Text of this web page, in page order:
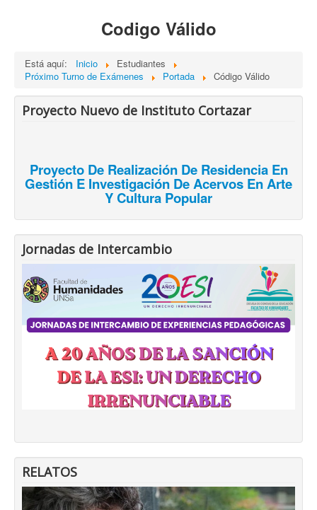
Codigo Válido
Está aquí: Inicio
Estudiantes
Próximo Turno de Exámenes
Portada Código Válido
Proyecto Nuevo de Instituto Cortazar
Proyecto De Realización De Residencia En
Gestión E Investigación De Acervos En Arte
Y Cultura Popular
Jornadas de Intercambio
RELATOS